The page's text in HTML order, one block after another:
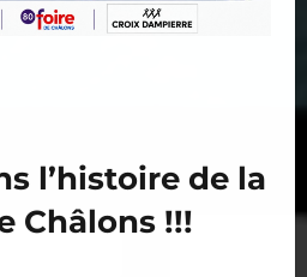
l’histoire de la
Châlons !!!